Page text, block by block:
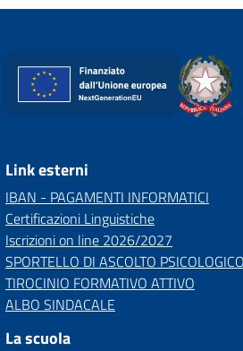
Link esterni
IBAN - PAGAMENTI INFORMATICI
Certificazioni Linguistiche
Iscrizioni on line 2026/2027
SPORTELLO DI ASCOLTO
TIROCINIO FORMATIVO ATTIVO
ALBO SINDACALE
La scuola